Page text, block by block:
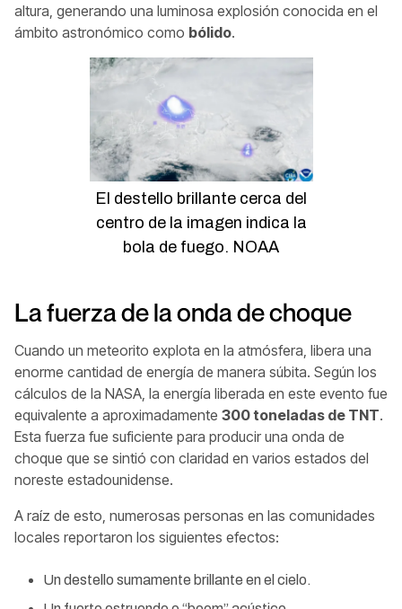
altura, generando una luminosa explosión conocida en el
ámbito astronómico como bólido.
El destello brillante cerca del
centro de la imagen indica la
bola de fuego. NOAA
La fuerza de la onda de choque
Cuando un meteorito explota en la atmósfera, libera una
enorme cantidad de energía de manera súbita. Según los
cálculos de la NASA, la energía liberada en este evento fue
equivalente a aproximadamente 300 toneladas de TNT.
Esta fuerza fue suficiente para producir una onda de
choque que se sintió con claridad en varios estados del
noreste estadounidense.
A raíz de esto, numerosas personas en las comunidades
locales reportaron los siguientes efectos:
Un destello sumamente brillante en el cielo.